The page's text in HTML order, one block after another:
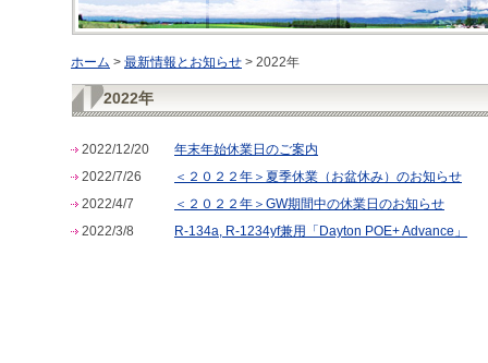
ホーム > 最新情報とお知らせ > 2022年
2022年
2022/12/20
年末年始休業日のご案内
2022/7/26
＜２０２２年＞夏季休業（お盆休み）のお知らせ
2022/4/7
＜２０２２年＞GW期間中の休業日のお知らせ
2022/3/8
R-134a, R-1234yf兼用「Dayton POE+ Advance」